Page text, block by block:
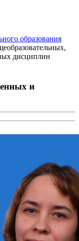
образования
дисциплин
и